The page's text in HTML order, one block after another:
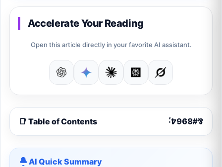
Accelerate Your Reading
Open this article directly in your favorite AI assistant.
📑 Table of Contents
AI Quick Summary